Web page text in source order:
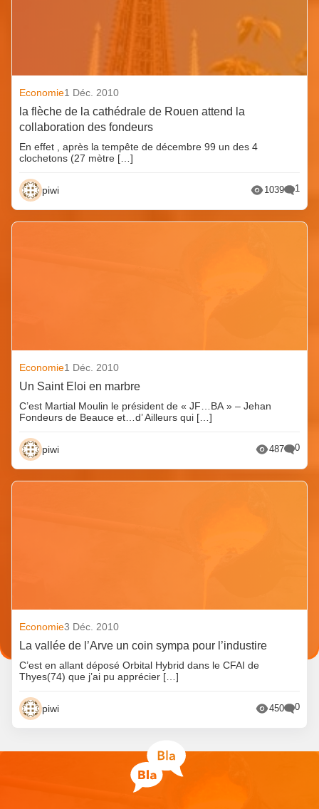
Economie1 Déc. 2010
la flèche de la cathédrale de Rouen attend la
collaboration des fondeurs
En effet , après la tempête de décembre 99 un des 4
clochetons (27 mètre […]
piwi 1039 1
Economie1 Déc. 2010
Un Saint Eloi en marbre
C’est Martial Moulin le président de « JF…BA » – Jehan
Fondeurs de Beauce et…d’ Ailleurs qui […]
piwi 487 0
Economie3 Déc. 2010
La vallée de l’Arve un coin sympa pour l’industire
C’est en allant déposé Orbital Hybrid dans le CFAI de
Thyes(74) que j’ai pu apprécier […]
piwi 450 0